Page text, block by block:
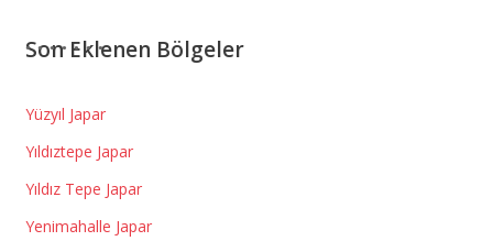
Son Eklenen Bölgeler
Yüzyıl Japar
Yıldıztepe Japar
Yıldız Tepe Japar
Yenimahalle Japar